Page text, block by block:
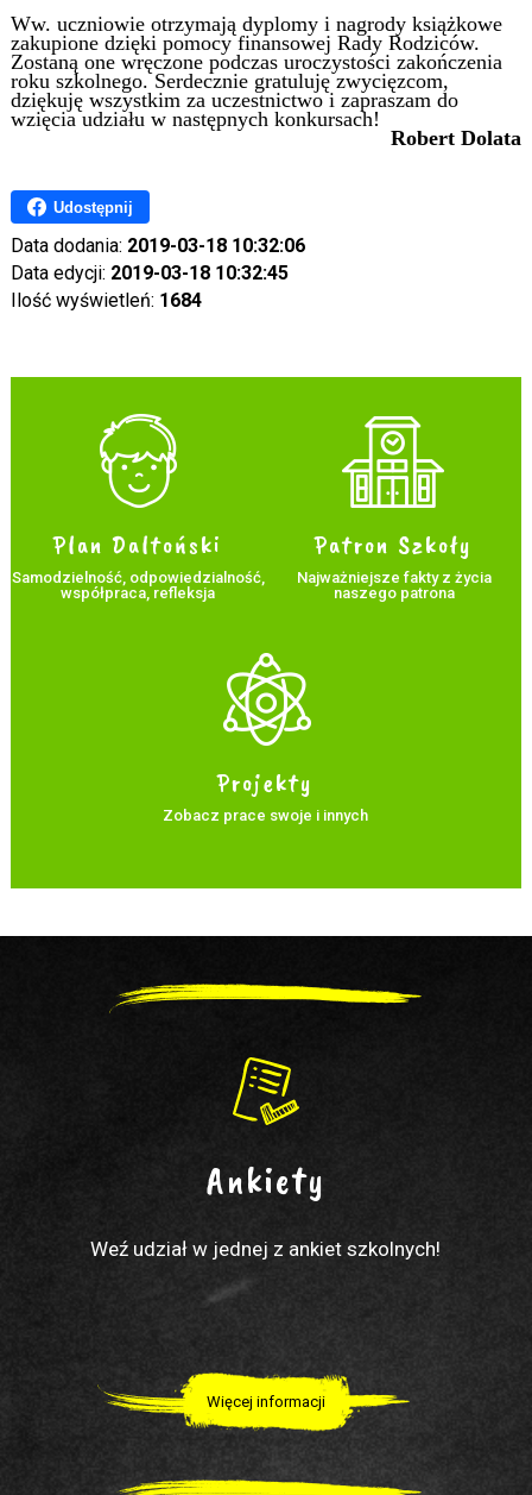
Ww. uczniowie otrzymają dyplomy i nagrody książkowe
zakupione dzięki pomocy finansowej Rady Rodziców.
Zostaną one wręczone podczas uroczystości zakończenia
roku szkolnego. Serdecznie gratuluję zwycięzcom,
dziękuję wszystkim za uczestnictwo i zapraszam do
wzięcia udziału w następnych konkursach!
Robert Dolata
Udostępnij
Data dodania: 2019-03-18 10:32:06
Data edycji: 2019-03-18 10:32:45
Ilość wyświetleń: 1684
Plan Daltoński
Samodzielność, odpowiedzialność,
współpraca, refleksja
Patron Szkoły
Najważniejsze fakty z życia
naszego patrona
Projekty
Zobacz prace swoje i innych
Ankiety
Weź udział w jednej z ankiet szkolnych!
Więcej informacji